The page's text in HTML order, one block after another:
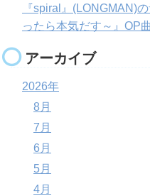
『spiral』(LONGMAN)
ったら本気だす～』OP曲
アーカイブ
2026年
8月
7月
6月
5月
4月